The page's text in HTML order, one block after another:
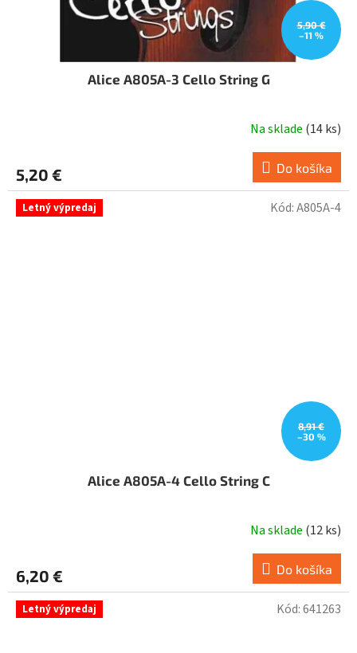
5,90 €
–11 %
Alice A805A-3 Cello String G
Na sklade (14 ks)
5,20 € Do košíka
Letný výpredaj
8,91 €
–30 %
Alice A805A-4 Cello String C
Na sklade (12 ks)
6,20 € Do košíka
Kód:A805A-4
Letný výpredaj Kód:641263